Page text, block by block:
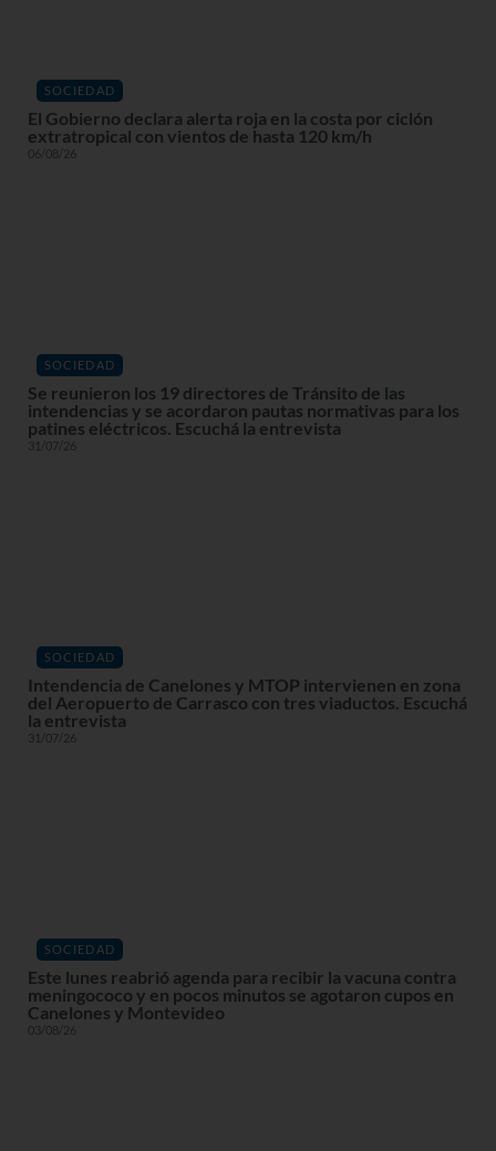
SOCIEDAD
El Gobierno declara alerta roja en la costa por ciclón
extratropical con vientos de hasta 120 km/h
06/08/26
SOCIEDAD
Se reunieron los 19 directores de Tránsito de las
intendencias y se acordaron pautas normativas para los
patines eléctricos. Escuchá la entrevista
31/07/26
SOCIEDAD
Intendencia de Canelones y MTOP intervienen en zona
del Aeropuerto de Carrasco con tres viaductos. Escuchá
la entrevista
31/07/26
SOCIEDAD
Este lunes reabrió agenda para recibir la vacuna contra
meningococo y en pocos minutos se agotaron cupos en
Canelones y Montevideo
03/08/26